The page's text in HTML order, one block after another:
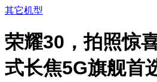
其它机型
荣耀30，拍照惊
式长焦5G旗舰首